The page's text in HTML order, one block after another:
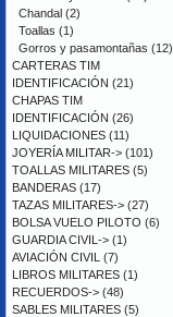
Chandal (2)
Toallas (1)
Gorros y pasamontañas (12)
CARTERAS TIM
IDENTIFICACIÓN (21)
CHAPAS TIM
IDENTIFICACIÓN (26)
LIQUIDACIONES (11)
JOYERÍA MILITAR-> (101)
TOALLAS MILITARES (5)
BANDERAS (17)
TAZAS MILITARES-> (27)
BOLSA VUELO PILOTO (6)
GUARDIA CIVIL-> (1)
AVIACIÓN CIVIL (7)
LIBROS MILITARES (1)
RECUERDOS-> (48)
SABLES MILITARES (5)